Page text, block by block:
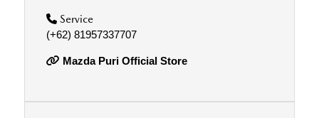
Service
(+62) 81957337707
Mazda Puri Official Store